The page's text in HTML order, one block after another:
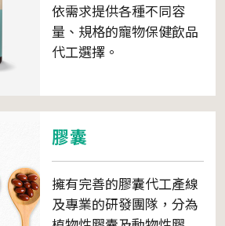
依需求提供各種不同容
量、規格的寵物保健飲品
代工選擇。
膠囊
擁有完善的膠囊代工產線
及專業的研發團隊，分為